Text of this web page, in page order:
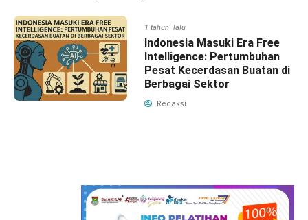
1 tahun lalu
Indonesia Masuki Era Free
Intelligence: Pertumbuhan
Pesat Kecerdasan Buatan di
Berbagai Sektor
Redaksi